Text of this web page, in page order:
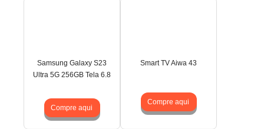
Samsung Galaxy S23
Ultra 5G 256GB Tela 6.8
Compre aqui
Smart TV Aiwa 43
Compre aqui